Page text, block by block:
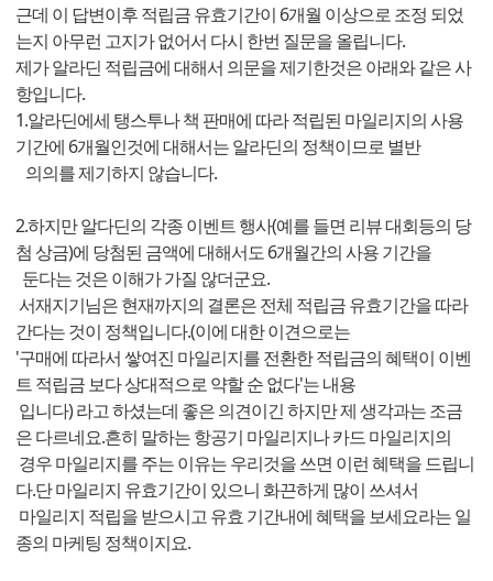
근데 이 답변이후 적립금 유효기간이 6개월 이상으로 조정 되었
는지 아무런 고지가 없어서 다시 한번 질문을 올립니다.
제가 알라딘 적립금에 대해서 의문을 제기한것은 아래와 같은 사
항입니다.
1.알라딘에세 탱스투나 책 판매에 따라 적립된 마일리지의 사용
기간에 6개월인것에 대해서는 알라딘의 정책이므로 별반
의의를 제기하지 않습니다.
2.하지만 알다딘의 각종 이벤트 행사(예를 들면 리뷰 대회등의 당
첨 상금)에 당첨된 금액에 대해서도 6개월간의 사용 기간을
둔다는 것은 이해가 가질 않더군요.
서재지기님은 현재까지의 결론은 전체 적립금 유효기간을 따라
간다는 것이 정책입니다.(이에 대한 이견으로는
'구매에 따라서 쌓여진 마일리지를 전환한 적립금의 혜택이 이벤
트 적립금 보다 상대적으로 약할 순 없다'는 내용
입니다) 라고 하셨는데 좋은 의견이긴 하지만 제 생각과는 조금
은 다르네요.흔히 말하는 항공기 마일리지나 카드 마일리지의
경우 마일리지를 주는 이유는 우리것을 쓰면 이런 혜택을 드립니
다.단 마일리지 유효기간이 있으니 화끈하게 많이 쓰셔서
마일리지 적립을 받으시고 유효 기간내에 혜택을 보세요라는 일
종의 마케팅 정책이지요.